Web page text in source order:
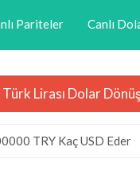
Pariteler Canlı
Lirası Dolar
TRY Kaç USD Eder